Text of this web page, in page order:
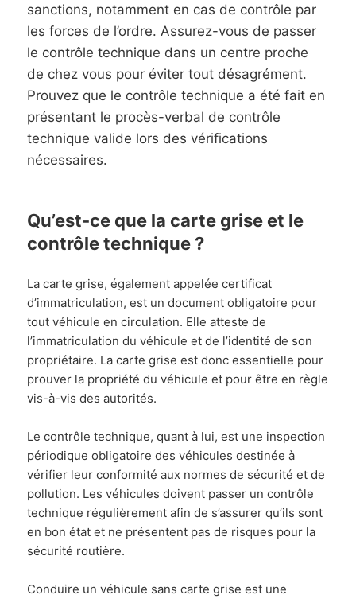
sanctions, notamment en cas de contrôle par
les forces de l’ordre. Assurez-vous de passer
le contrôle technique dans un centre proche
de chez vous pour éviter tout désagrément.
Prouvez que le contrôle technique a été fait en
présentant le procès-verbal de contrôle
technique valide lors des vérifications
nécessaires.
Qu’est-ce que la carte grise et le
contrôle technique ?
La carte grise, également appelée certificat
d’immatriculation, est un document obligatoire pour
tout véhicule en circulation. Elle atteste de
l’immatriculation du véhicule et de l’identité de son
propriétaire. La carte grise est donc essentielle pour
prouver la propriété du véhicule et pour être en règle
vis-à-vis des autorités.
Le contrôle technique, quant à lui, est une inspection
périodique obligatoire des véhicules destinée à
vérifier leur conformité aux normes de sécurité et de
pollution. Les véhicules doivent passer un contrôle
technique régulièrement afin de s’assurer qu’ils sont
en bon état et ne présentent pas de risques pour la
sécurité routière.
Conduire un véhicule sans carte grise est une